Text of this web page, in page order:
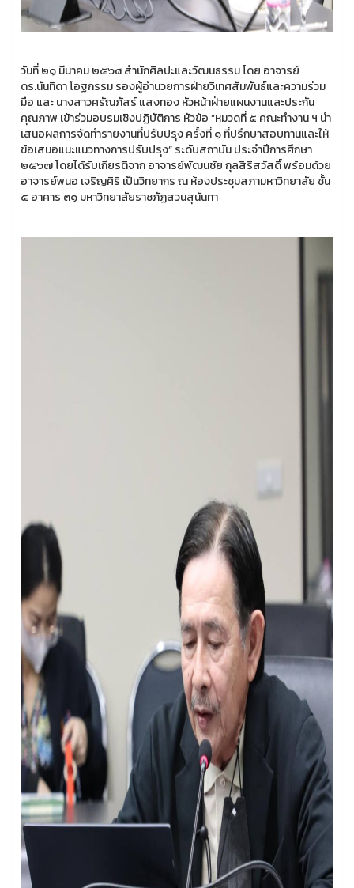
วันที่ ๒๑ มีนาคม ๒๕๖๘ สำนักศิลปะและวัฒนธรรม โดย อาจารย์
ดร.นันทิดา โอฐกรรม รองผู้อำนวยการฝ่ายวิเทศสัมพันธ์และความร่วม
มือ และ นางสาวศรัณภัสร์ แสงทอง หัวหน้าฝ่ายแผนงานและประกัน
คุณภาพ เข้าร่วมอบรมเชิงปฏิบัติการ หัวข้อ “หมวดที่ ๕ คณะทำงาน ฯ นำ
เสนอผลการจัดทำรายงานที่ปรับปรุง ครั้งที่ ๑ ที่ปรึกษาสอบทานและให้
ข้อเสนอแนะแนวทางการปรับปรุง” ระดับสถาบัน ประจำปีการศึกษา
๒๕๖๗ โดยได้รับเกียรติจาก อาจารย์พัฒนชัย กุลสิริสวัสดิ์ พร้อมด้วย
อาจารย์พนอ เจริญศิริ เป็นวิทยากร ณ ห้องประชุมสภามหาวิทยาลัย ชั้น
๕ อาคาร ๓๑ มหาวิทยาลัยราชภัฏสวนสุนันทา